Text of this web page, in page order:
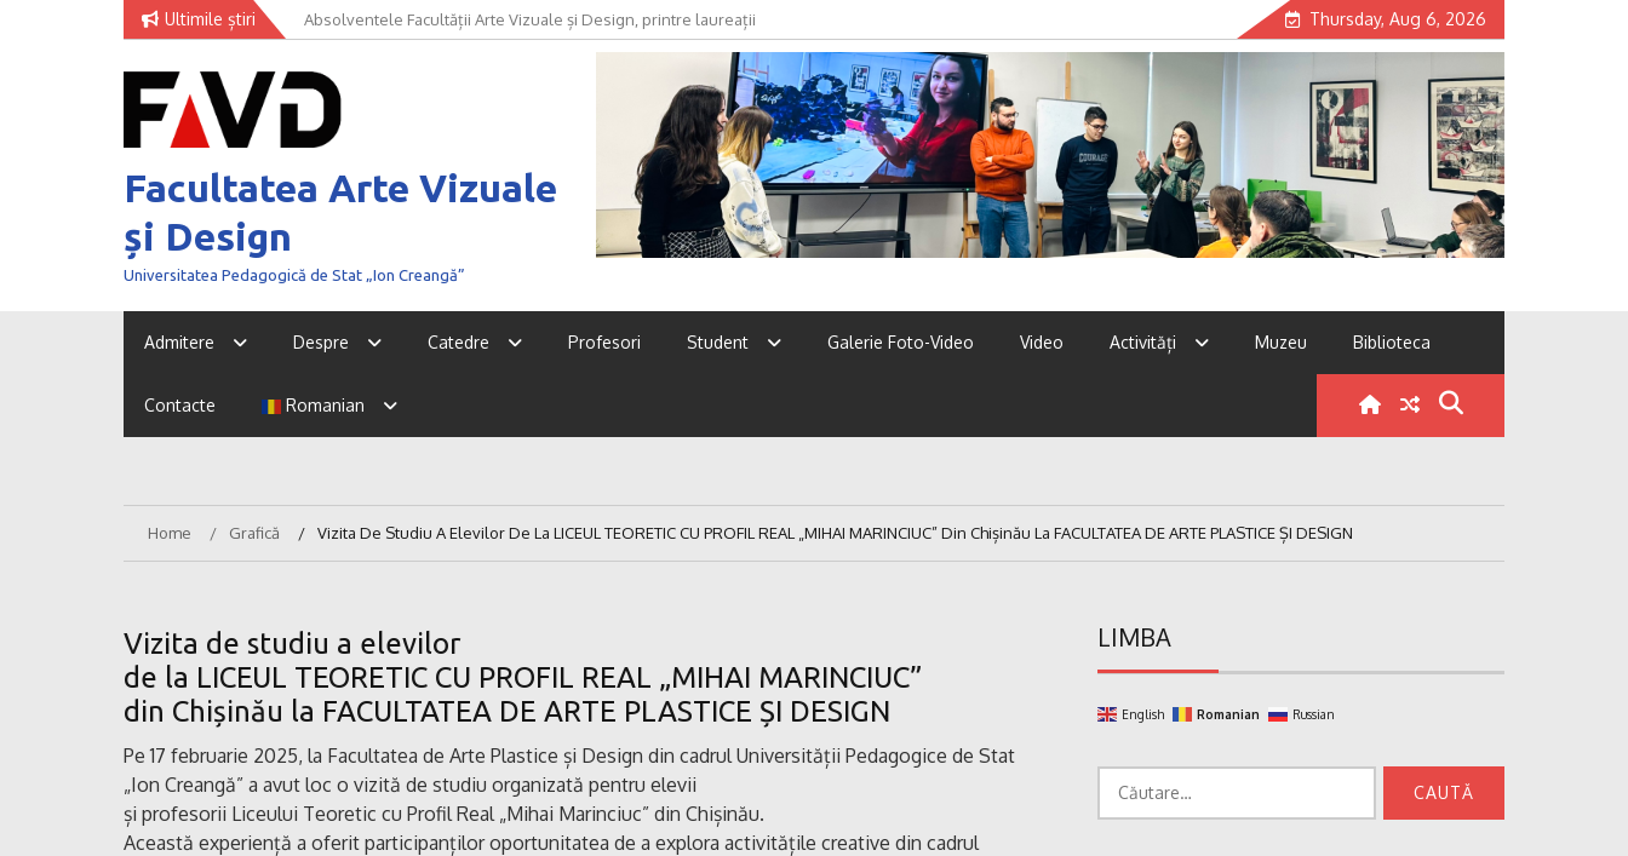
Ultimile știri
Absolventele Facultății Arte Vizuale și Design, printre laureații
concursului NEXT GENERATION 2026
Univer Art Fashion 2026 – când moda devine discurs, identitate și
curaj de a fi văzut
Thursday, Aug 6, 2026
Facultatea Arte Vizuale
și Design
Universitatea Pedagogică de Stat „Ion Creangă”
Admitere Despre Catedre Profesori Student Galerie Foto-Video Video Activități Muzeu Biblioteca
Contacte Romanian
Home Grafică Vizita De Studiu A Elevilor De La LICEUL TEORETIC CU PROFIL REAL „MIHAI MARINCIUC” Din Chișinău La FACULTATEA DE ARTE PLASTICE ȘI DESIGN
Vizita de studiu a elevilor
de la LICEUL TEORETIC CU PROFIL REAL „MIHAI MARINCIUC”
din Chișinău la FACULTATEA DE ARTE PLASTICE ȘI DESIGN
Pe 17 februarie 2025, la Facultatea de Arte Plastice și Design din cadrul Universității Pedagogice de Stat
„Ion Creangă” a avut loc o vizită de studiu organizată pentru elevii
și profesorii Liceului Teoretic cu Profil Real „Mihai Marinciuc” din Chișinău.
Această experiență a oferit participanților oportunitatea de a explora activitățile creative din cadrul
LIMBA
English Romanian Russian